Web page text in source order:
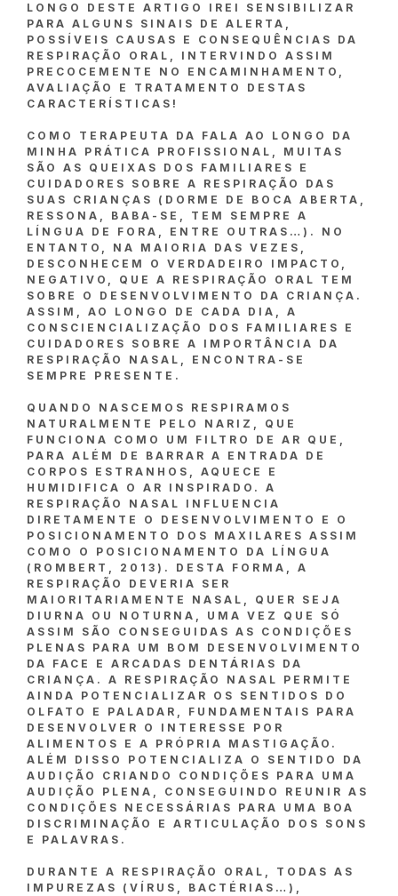
LONGO DESTE ARTIGO IREI SENSIBILIZAR
PARA ALGUNS SINAIS DE ALERTA,
POSSÍVEIS CAUSAS E CONSEQUÊNCIAS DA
RESPIRAÇÃO ORAL, INTERVINDO ASSIM
PRECOCEMENTE NO ENCAMINHAMENTO,
AVALIAÇÃO E TRATAMENTO DESTAS
CARACTERÍSTICAS!
COMO TERAPEUTA DA FALA AO LONGO DA
MINHA PRÁTICA PROFISSIONAL, MUITAS
SÃO AS QUEIXAS DOS FAMILIARES E
CUIDADORES SOBRE A RESPIRAÇÃO DAS
SUAS CRIANÇAS (DORME DE BOCA ABERTA,
RESSONA, BABA-SE, TEM SEMPRE A
LÍNGUA DE FORA, ENTRE OUTRAS…). NO
ENTANTO, NA MAIORIA DAS VEZES,
DESCONHECEM O VERDADEIRO IMPACTO,
NEGATIVO, QUE A RESPIRAÇÃO ORAL TEM
SOBRE O DESENVOLVIMENTO DA CRIANÇA.
ASSIM, AO LONGO DE CADA DIA, A
CONSCIENCIALIZAÇÃO DOS FAMILIARES E
CUIDADORES SOBRE A IMPORTÂNCIA DA
RESPIRAÇÃO NASAL, ENCONTRA-SE
SEMPRE PRESENTE.
QUANDO NASCEMOS RESPIRAMOS
NATURALMENTE PELO NARIZ, QUE
FUNCIONA COMO UM FILTRO DE AR QUE,
PARA ALÉM DE BARRAR A ENTRADA DE
CORPOS ESTRANHOS, AQUECE E
HUMIDIFICA O AR INSPIRADO. A
RESPIRAÇÃO NASAL INFLUENCIA
DIRETAMENTE O DESENVOLVIMENTO E O
POSICIONAMENTO DOS MAXILARES ASSIM
COMO O POSICIONAMENTO DA LÍNGUA
(ROMBERT, 2013). DESTA FORMA, A
RESPIRAÇÃO DEVERIA SER
MAIORITARIAMENTE NASAL, QUER SEJA
DIURNA OU NOTURNA, UMA VEZ QUE SÓ
ASSIM SÃO CONSEGUIDAS AS CONDIÇÕES
PLENAS PARA UM BOM DESENVOLVIMENTO
DA FACE E ARCADAS DENTÁRIAS DA
CRIANÇA. A RESPIRAÇÃO NASAL PERMITE
AINDA POTENCIALIZAR OS SENTIDOS DO
OLFATO E PALADAR, FUNDAMENTAIS PARA
DESENVOLVER O INTERESSE POR
ALIMENTOS E A PRÓPRIA MASTIGAÇÃO.
ALÉM DISSO POTENCIALIZA O SENTIDO DA
AUDIÇÃO CRIANDO CONDIÇÕES PARA UMA
AUDIÇÃO PLENA, CONSEGUINDO REUNIR AS
CONDIÇÕES NECESSÁRIAS PARA UMA BOA
DISCRIMINAÇÃO E ARTICULAÇÃO DOS SONS
E PALAVRAS.
DURANTE A RESPIRAÇÃO ORAL, TODAS AS
IMPUREZAS (VÍRUS, BACTÉRIAS…),